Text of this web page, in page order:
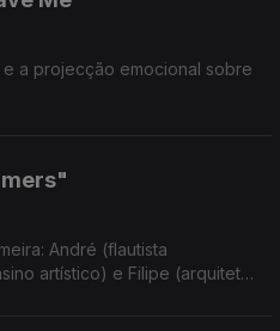
a projecção emocional sobre
André (flautista
artístico) e Filipe (arquiteto